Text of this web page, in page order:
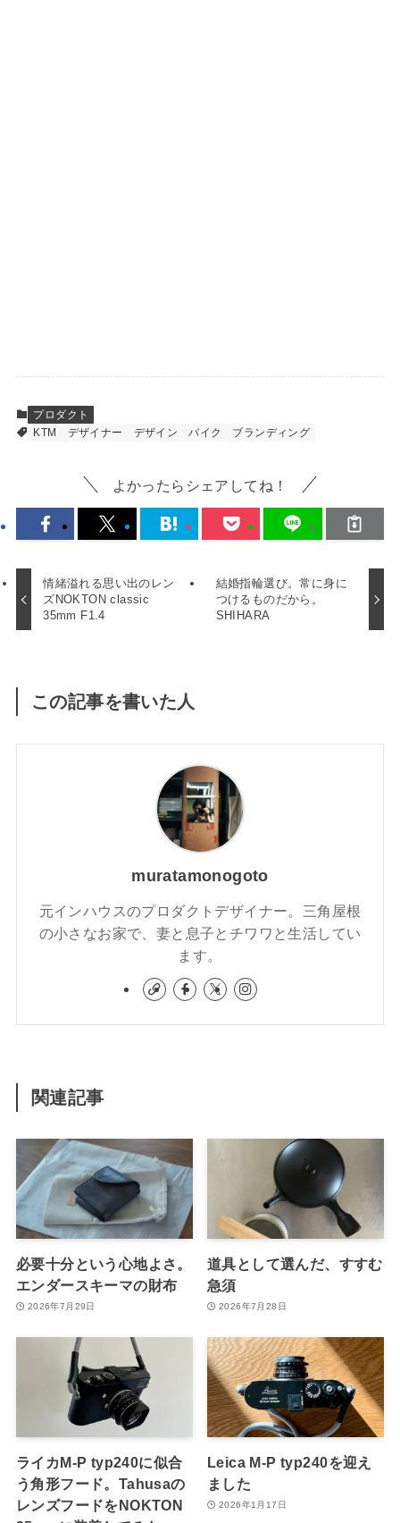
プロダクト
KTM
デザイナー デザイン バイク ブランディング
よかったらシェアしてね！
情緒溢れる思い出のレン
ズNOKTON classic
35mm F1.4
結婚指輪選び。常に身に
つけるものだから。
SHIHARA
この記事を書いた人
muratamonogoto
元インハウスのプロダクトデザイナー。三角屋根
の小さなお家で、妻と息子とチワワと生活してい
ます。
関連記事
必要十分という心地よさ。
エンダースキーマの財布
2026年7月29日
道具として選んだ、すすむ
急須
2026年7月28日
ライカM-P typ240に似合
う角形フード。Tahusaの
レンズフードをNOKTON
Leica M-P typ240を迎え
ました
2026年1月17日